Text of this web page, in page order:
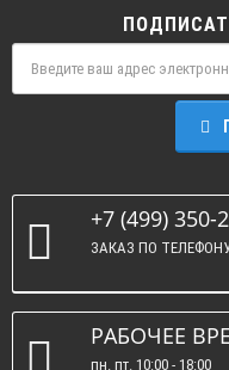
+7 (499) 350-
ЗАКАЗ ПО
РАБОЧЕЕ
пн. пт. 10:00 - 18:00